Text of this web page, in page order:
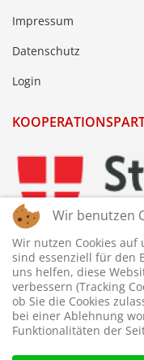
Impressum
Datenschutz
Login
Wir benutzen
Wir nutzen Cookies auf
sind essenziell für den
uns helfen, diese
verbessern (Tracking
ob Sie die Cookies
bei einer Ablehnung
Funktionalitäten der